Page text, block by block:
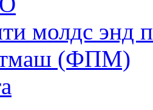
молдс энд
(ФПМ)